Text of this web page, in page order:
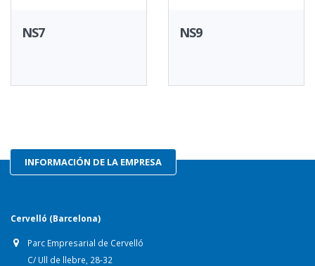
NS7 NS9
INFORMACIÓN DE LA EMPRESA
Cervelló (Barcelona)
Parc Empresarial de Cervelló
C/ Ull de llebre, 28-32